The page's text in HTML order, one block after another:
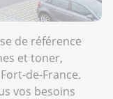
de référence
et toner,
de-France.
vos besoins